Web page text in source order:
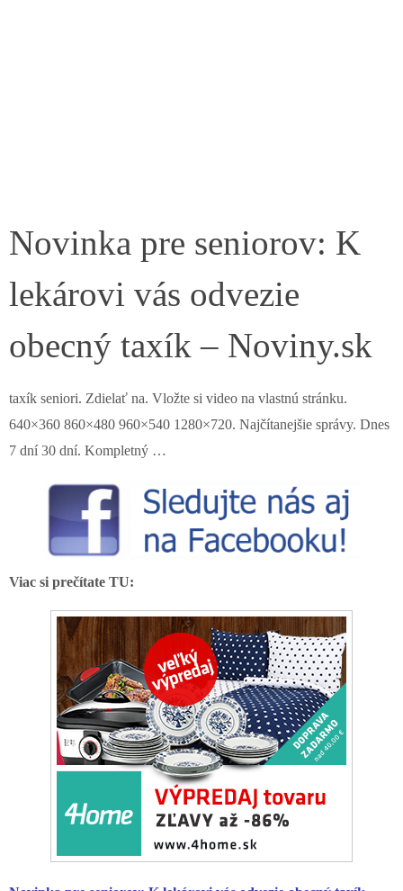
Novinka pre seniorov: K
lekárovi vás odvezie
obecný taxík – Noviny.sk
taxík seniori. Zdielať na. Vložte si video na vlastnú stránku.
640×360 860×480 960×540 1280×720. Najčítanejšie správy. Dnes
7 dní 30 dní. Kompletný …
Viac si prečítate TU: